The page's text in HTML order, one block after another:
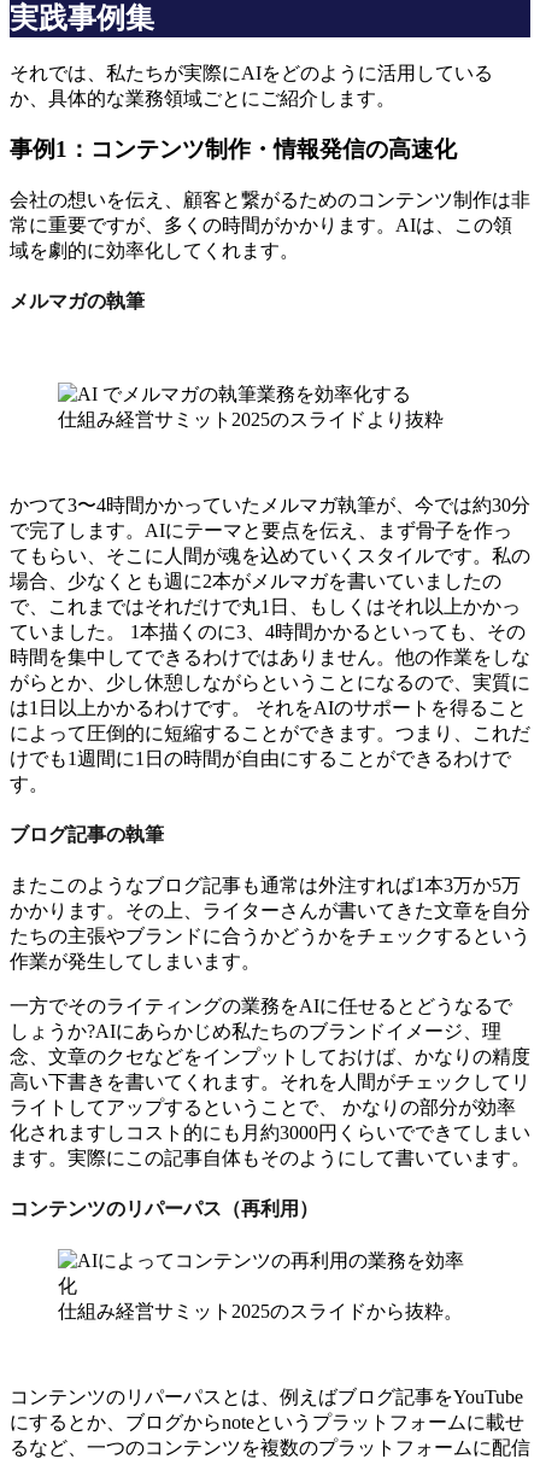
実践事例集
それでは、私たちが実際にAIをどのように活用している
か、具体的な業務領域ごとにご紹介します。
事例1：コンテンツ制作・情報発信の高速化
会社の想いを伝え、顧客と繋がるためのコンテンツ制作は非
常に重要ですが、多くの時間がかかります。AIは、この領
域を劇的に効率化してくれます。
メルマガの執筆
仕組み経営サミット2025のスライドより抜粋
かつて3〜4時間かかっていたメルマガ執筆が、今では約30分
で完了します。AIにテーマと要点を伝え、まず骨子を作っ
てもらい、そこに人間が魂を込めていくスタイルです。私の
場合、少なくとも週に2本がメルマガを書いていましたの
で、これまではそれだけで丸1日、もしくはそれ以上かかっ
ていました。 1本描くのに3、4時間かかるといっても、その
時間を集中してできるわけではありません。他の作業をしな
がらとか、少し休憩しながらということになるので、実質に
は1日以上かかるわけです。 それをAIのサポートを得ること
によって圧倒的に短縮することができます。つまり、これだ
けでも1週間に1日の時間が自由にすることができるわけで
す。
ブログ記事の執筆
またこのようなブログ記事も通常は外注すれば1本3万か5万
かかります。その上、ライターさんが書いてきた文章を自分
たちの主張やブランドに合うかどうかをチェックするという
作業が発生してしまいます。
一方でそのライティングの業務をAIに任せるとどうなるで
しょうか?AIにあらかじめ私たちのブランドイメージ、理
念、文章のクセなどをインプットしておけば、かなりの精度
高い下書きを書いてくれます。それを人間がチェックしてリ
ライトしてアップするということで、 かなりの部分が効率
化されますしコスト的にも月約3000円くらいでできてしまい
ます。実際にこの記事自体もそのようにして書いています。
コンテンツのリパーパス（再利用）
仕組み経営サミット2025のスライドから抜粋。
コンテンツのリパーパスとは、例えばブログ記事をYouTube
にするとか、ブログからnoteというプラットフォームに載せ
るなど、一つのコンテンツを複数のプラットフォームに配信